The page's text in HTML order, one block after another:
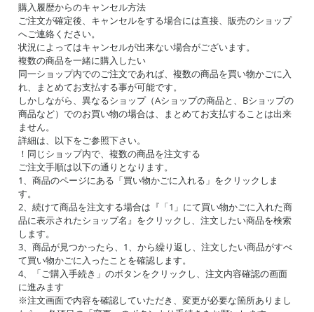
購入履歴からのキャンセル方法
ご注文が確定後、キャンセルをする場合には直接、販売のショップ
へご連絡ください。
状況によってはキャンセルが出来ない場合がございます。
複数の商品を一緒に購入したい
同一ショップ内でのご注文であれば、複数の商品を買い物かごに入
れ、まとめてお支払する事が可能です。
しかしながら、異なるショップ（Aショップの商品と、Bショップの
商品など）でのお買い物の場合は、まとめてお支払することは出来
ません。
詳細は、以下をご参照下さい。
！同じショップ内で、複数の商品を注文する
ご注文手順は以下の通りとなります。
1、商品のページにある「買い物かごに入れる」をクリックしま
す。
2、続けて商品を注文する場合は『「1」にて買い物かごに入れた商
品に表示されたショップ名』をクリックし、注文したい商品を検索
します。
3、商品が見つかったら、1、から繰り返し、注文したい商品がすべ
て買い物かごに入ったことを確認します。
4、「ご購入手続き」のボタンをクリックし、注文内容確認の画面
に進みます
※注文画面で内容を確認していただき、変更が必要な箇所ありまし